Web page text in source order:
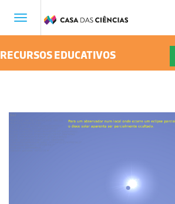
Toggle
RECURSOS EDUCATIVOS